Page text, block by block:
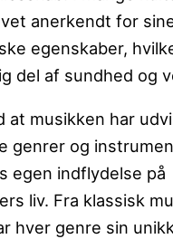
anerkendt for
egenskaber,
del af sundhed og
at musikken har
genrer og
egen indflydelse på
liv. Fra klassisk
hver genre sin